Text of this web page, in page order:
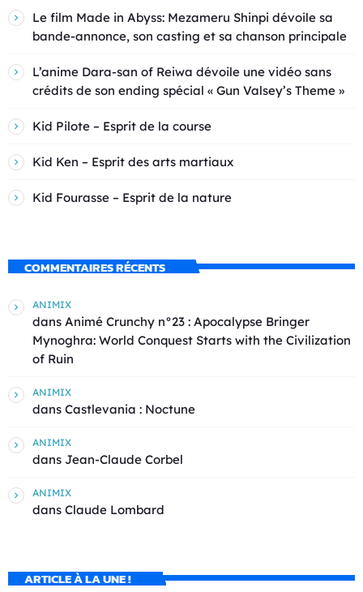
Le film Made in Abyss: Mezameru Shinpi dévoile sa
bande-annonce, son casting et sa chanson principale
L’anime Dara-san of Reiwa dévoile une vidéo sans
crédits de son ending spécial « Gun Valsey’s Theme »
Kid Pilote – Esprit de la course
Kid Ken – Esprit des arts martiaux
Kid Fourasse – Esprit de la nature
COMMENTAIRES RÉCENTS
ANIMIX
dans Animé Crunchy n°23 : Apocalypse Bringer
Mynoghra: World Conquest Starts with the Civilization
of Ruin
ANIMIX
dans Castlevania : Noctune
ANIMIX
dans Jean-Claude Corbel
ANIMIX
dans Claude Lombard
ARTICLE À LA UNE !